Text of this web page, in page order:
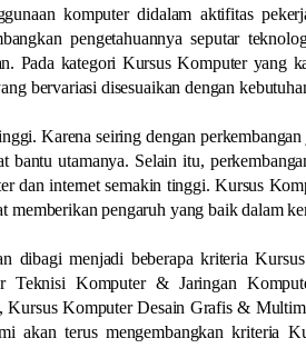
komputer didalam aktifitas
pengetahuannya seputar
Pada kategori Kursus Komputer yang
bervariasi disesuaikan dengan
Karena seiring dengan
bantu utamanya. Selain itu,
dan internet semakin tinggi. Kursus
pengaruh yang baik dalam
dibagi menjadi beberapa kriteria
Teknisi Komputer & Jaringan
Kursus Komputer Desain Grafis &
akan terus mengembangkan kriteria